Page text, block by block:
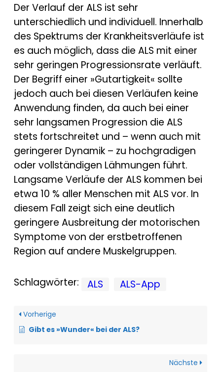
Der Verlauf der ALS ist sehr
unterschiedlich und individuell. Innerhalb
des Spektrums der Krankheitsverläufe ist
es auch möglich, dass die ALS mit einer
sehr geringen Progressionsrate verläuft.
Der Begriff einer »Gutartigkeit« sollte
jedoch auch bei diesen Verläufen keine
Anwendung finden, da auch bei einer
sehr langsamen Progression die ALS
stets fortschreitet und – wenn auch mit
geringerer Dynamik – zu hochgradigen
oder vollständigen Lähmungen führt.
Langsame Verläufe der ALS kommen bei
etwa 10 % aller Menschen mit ALS vor. In
diesem Fall zeigt sich eine deutlich
geringere Ausbreitung der motorischen
Symptome von der erstbetroffenen
Region auf andere Muskelgruppen.
Schlagwörter: ALS ALS-App
Vorherige
Gibt es »Wunder« bei der ALS?
Nächste